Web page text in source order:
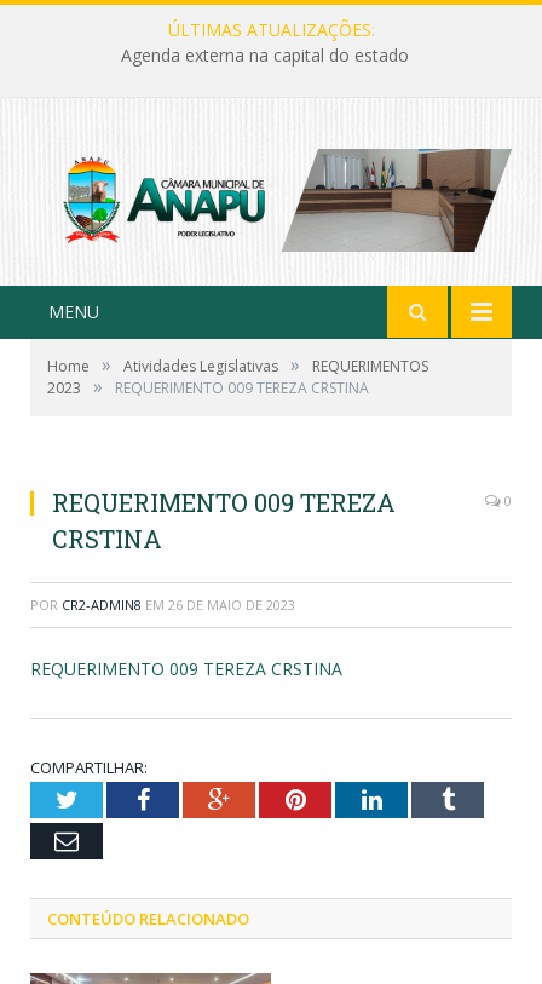
ÚLTIMAS ATUALIZAÇÕES:
Agenda externa na capital do estado
MENU
Home » Atividades Legislativas »
REQUERIMENTOS
2023
» REQUERIMENTO 009 TEREZA CRSTINA
REQUERIMENTO 009 TEREZA
CRSTINA
0
POR CR2-ADMIN8 EM 26 DE MAIO DE 2023
REQUERIMENTO 009 TEREZA CRSTINA
COMPARTILHAR:
TwitterFacebookGoogle+PinterestLinkedInTumblr
Email
CONTEÚDO RELACIONADO